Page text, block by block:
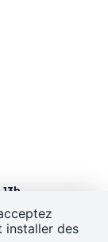
installer des